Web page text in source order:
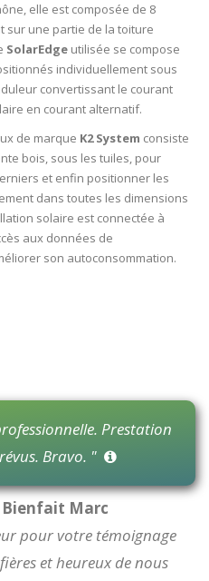
elle est composée de 8
sur une partie de la toiture
SolarEdge utilisée se compose
individuellement sous
convertissant le courant
en courant alternatif.
de marque K2 System consiste
bois, sous les tuiles, pour
et enfin positionner les
dans toutes les dimensions
solaire est connectée à
aux données de
son autoconsommation.
Prestation
Bravo. "
Bienfait Marc
pour votre témoignage
et heureux de nous